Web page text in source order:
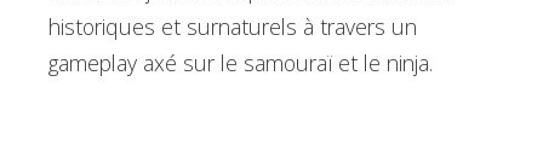
historiques et surnaturels à travers un
gameplay axé sur le samouraï et le ninja.